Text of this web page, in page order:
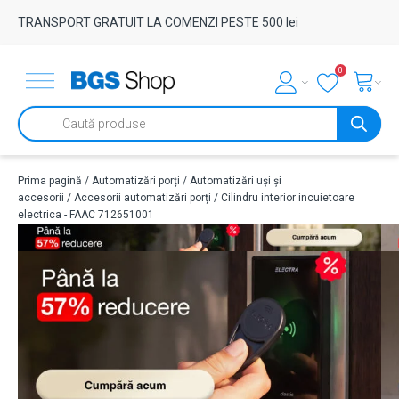
TRANSPORT GRATUIT LA COMENZI PESTE 500 lei
0
Products
search
Prima pagină / Automatizări porți / Automatizări uși și
accesorii / Accesorii automatizări porți / Cilindru interior incuietoare
electrica - FAAC 712651001